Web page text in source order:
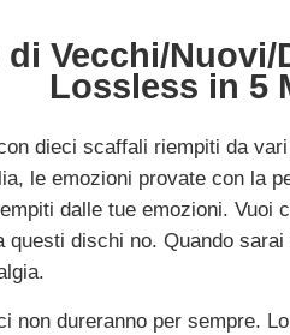
Vecchi/
Lossless in 5
dieci scaffali riempiti da
le emozioni provate con la
dalle tue emozioni.
dischi no. Quando
dureranno per sempre.